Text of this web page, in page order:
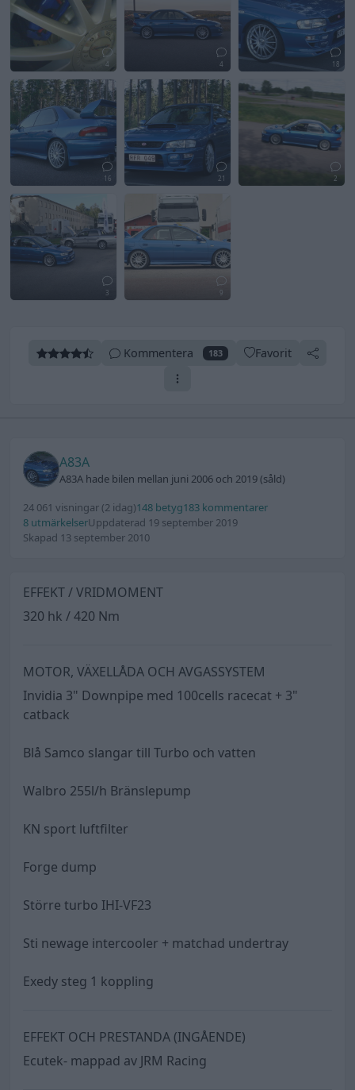
4 4 18
16 21 2
3 9
Kommentera 183 Favorit
A83A
A83A hade bilen mellan juni 2006 och 2019 (såld)
24 061 visningar (2 idag)148 betyg183 kommentarer
8 utmärkelserUppdaterad 19 september 2019
Skapad 13 september 2010
EFFEKT / VRIDMOMENT
320 hk / 420 Nm
MOTOR, VÄXELLÅDA OCH AVGASSYSTEM
Invidia 3" Downpipe med 100cells racecat + 3"
catback
Blå Samco slangar till Turbo och vatten
Walbro 255l/h Bränslepump
KN sport luftfilter
Forge dump
Större turbo IHI-VF23
Sti newage intercooler + matchad undertray
Exedy steg 1 koppling
EFFEKT OCH PRESTANDA (INGÅENDE)
Ecutek- mappad av JRM Racing